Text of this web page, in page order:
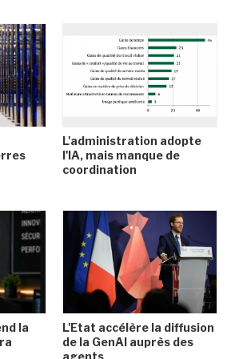
L'administration adopte
l'IA, mais manque de
coordination
la
L'Etat accélère la diffusion
de la GenAI auprès des
agents